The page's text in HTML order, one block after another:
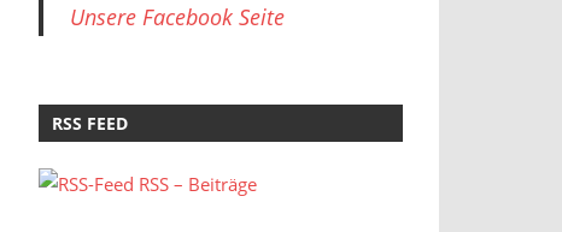
Unsere Facebook Seite
RSS FEED
RSS – Beiträge